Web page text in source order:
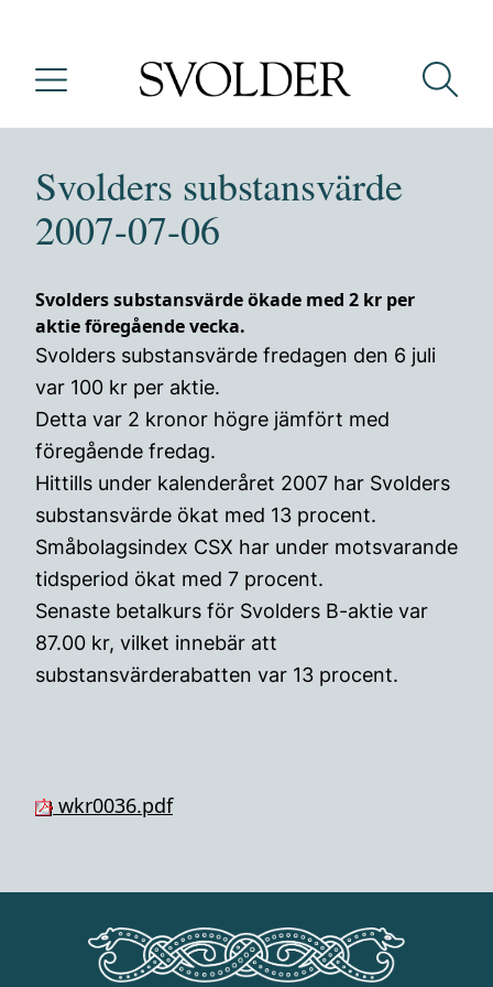
Svolders substansvärde
2007-07-06
Svolders substansvärde ökade med 2 kr per
aktie föregående vecka.
Svolders substansvärde fredagen den 6 juli
var 100 kr per aktie.
Detta var 2 kronor högre jämfört med
föregående fredag.
Hittills under kalenderåret 2007 har Svolders
substansvärde ökat med 13 procent.
Småbolagsindex CSX har under motsvarande
tidsperiod ökat med 7 procent.
Senaste betalkurs för Svolders B-aktie var
87.00 kr, vilket innebär att
substansvärderabatten var 13 procent.
wkr0036.pdf